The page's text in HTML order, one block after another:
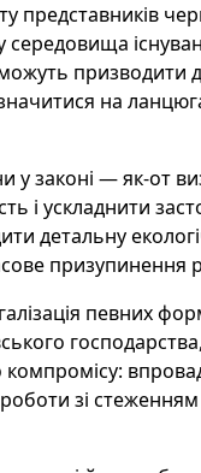
представників
призводити
на
у законі — як-от
і ускладнити
детальну
призупинення
певних
зі